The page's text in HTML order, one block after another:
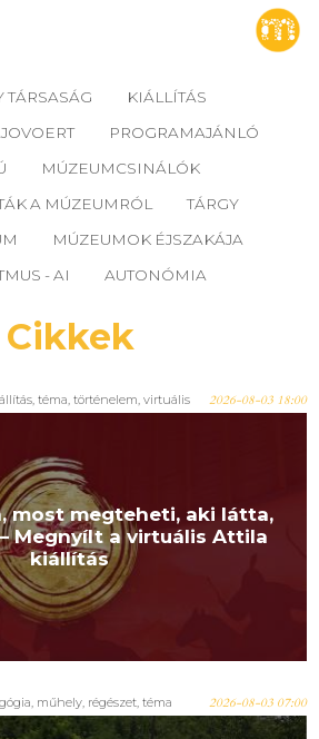
TÁRSASÁG
KIÁLLÍTÁS
PROGRAMAJÁNLÓ
MÚZEUMCSINÁLÓK
A MÚZEUMRÓL
TÁRGY
MÚZEUMOK ÉJSZAKÁJA
- AI
AUTONÓMIA
Cikkek
, téma, történelem, virtuális 2026-08-03 18:00
most megteheti, aki látta,
Megnyílt a virtuális Attila
kiállítás
, műhely, régészet, téma 2026-08-03 07:00